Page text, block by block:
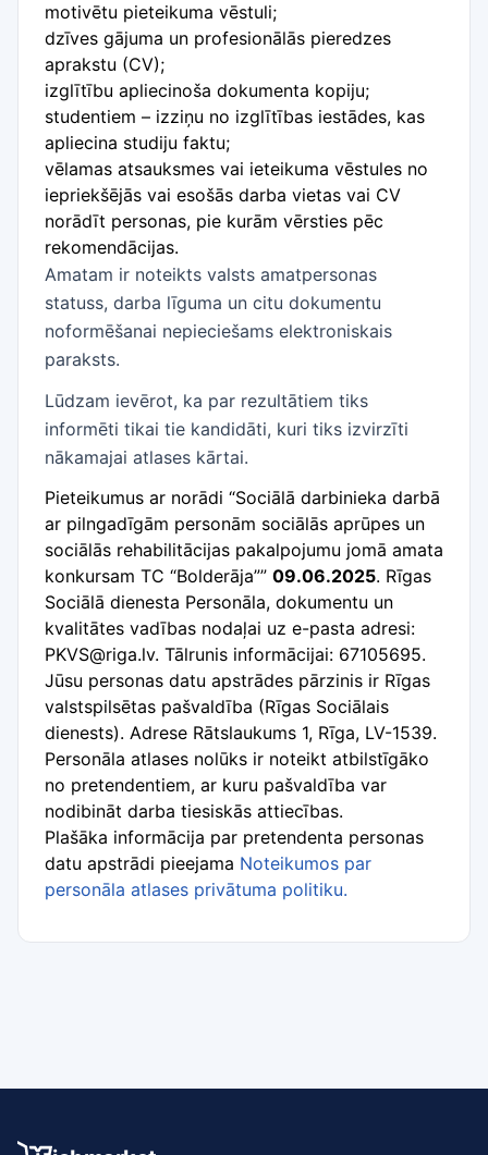
motivētu pieteikuma vēstuli;
dzīves gājuma un profesionālās pieredzes
aprakstu (CV);
izglītību apliecinoša dokumenta kopiju;
studentiem – izziņu no izglītības iestādes, kas
apliecina studiju faktu;
vēlamas atsauksmes vai ieteikuma vēstules no
iepriekšējās vai esošās darba vietas vai CV
norādīt personas, pie kurām vērsties pēc
rekomendācijas.
Amatam ir noteikts valsts amatpersonas
statuss, darba līguma un citu dokumentu
noformēšanai nepieciešams elektroniskais
paraksts.
Lūdzam ievērot, ka par rezultātiem tiks
informēti tikai tie kandidāti, kuri tiks izvirzīti
nākamajai atlases kārtai.
Pieteikumus ar norādi “Sociālā darbinieka darbā
ar pilngadīgām personām sociālās aprūpes un
sociālās rehabilitācijas pakalpojumu jomā amata
konkursam TC “Bolderāja”” 09.06.2025. Rīgas
Sociālā dienesta Personāla, dokumentu un
kvalitātes vadības nodaļai uz e-pasta adresi:
PKVS@riga.lv. Tālrunis informācijai: 67105695.
Jūsu personas datu apstrādes pārzinis ir Rīgas
valstspilsētas pašvaldība (Rīgas Sociālais
dienests). Adrese Rātslaukums 1, Rīga, LV-1539.
Personāla atlases nolūks ir noteikt atbilstīgāko
no pretendentiem, ar kuru pašvaldība var
nodibināt darba tiesiskās attiecības.
Plašāka informācija par pretendenta personas
datu apstrādi pieejama Noteikumos par
personāla atlases privātuma politiku.